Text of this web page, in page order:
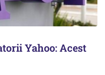
Yahoo: Acest